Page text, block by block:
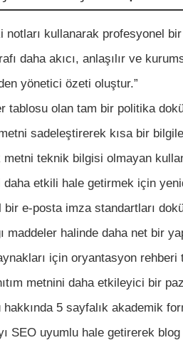
notları kullanarak profesyonel
daha akıcı, anlaşılır ve
yönetici özeti oluştur.”
tablosu olan tam bir politika
sadeleştirerek kısa bir
metni teknik bilgisi olmayan
daha etkili hale getirmek için
bir e-posta imza standartları
maddeler halinde daha net bir
için oryantasyon rehberi
metnini daha etkileyici bir
hakkında 5 sayfalık akademik
SEO uyumlu hale getirerek